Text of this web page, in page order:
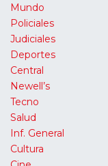
Mundo
Policiales
Judiciales
Deportes
Central
Newell’s
Tecno
Salud
Inf. General
Cultura